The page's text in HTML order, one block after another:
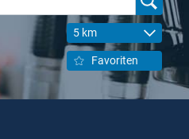
5 km
Favoriten